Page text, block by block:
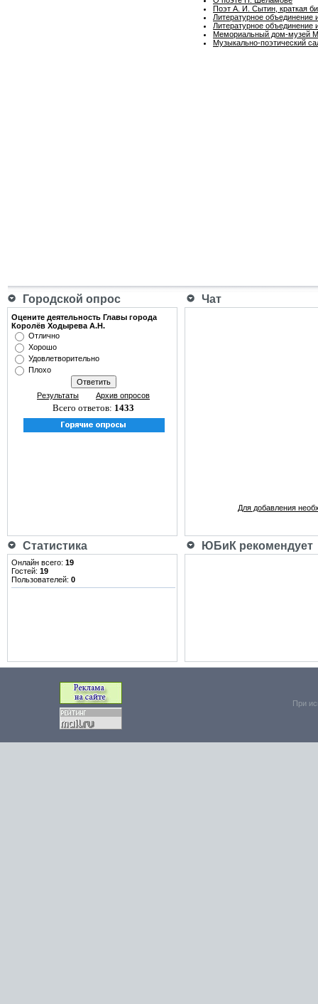
Поэт А. И. Сытин, краткая
Литературное
Литературное
Мемориальный дом-музей
Музыкально-поэтический
Городской опрос Чат
Оцените деятельность Главы города
Королёв Ходырева А.Н.
Отлично
Хорошо
Удовлетворительно
Плохо
Результаты Архив опросов
Всего ответов: 1433
Для добавления
Статистика ЮБиК рекомендует
Онлайн всего: 19
Гостей: 19
Пользователей: 0
При